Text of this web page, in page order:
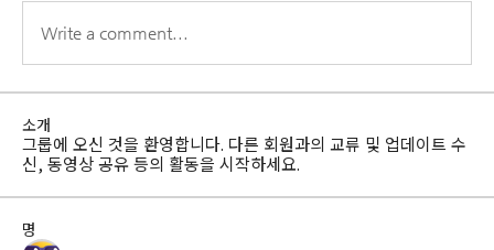
Write a comment...
소개
그룹에 오신 것을 환영합니다. 다른 회원과의 교류 및 업데이트 수
신, 동영상 공유 등의 활동을 시작하세요.
명